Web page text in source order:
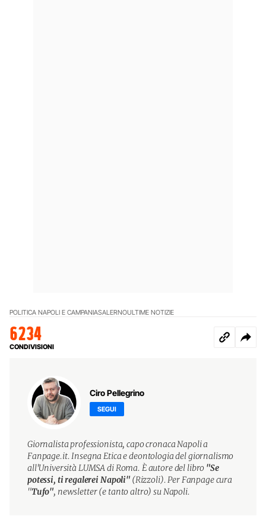
POLITICA NAPOLI E CAMPANIASALERNOULTIME NOTIZIE
6234
CONDIVISIONI
Ciro Pellegrino
SEGUI
Giornalista professionista, capo cronaca Napoli a
Fanpage.it. Insegna Etica e deontologia del giornalismo
all'Università LUMSA di Roma. È autore del libro "Se
potessi, ti regalerei Napoli"(Rizzoli). Per Fanpage cura
"Tufo", newsletter (e tanto altro) su Napoli.